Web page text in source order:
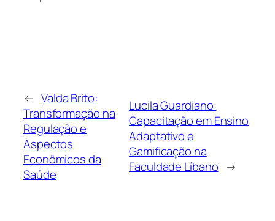
← Valda Brito:
Transformação na
Regulação e
Aspectos
Econômicos da
Saúde
Lucila Guardiano:
Capacitação em Ensino
Adaptativo e
Gamificação na
Faculdade Líbano →